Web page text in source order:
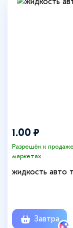
1.00 ₽
Разрешён к
маркетах
жидкость авто
Завтра